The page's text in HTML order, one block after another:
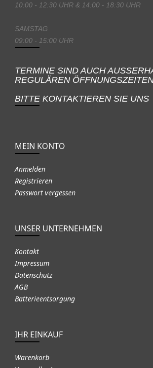
10:00 - 12:30 UHR & 14:00 - 18:30 UHR
SAMSTAG
09:00 - 15:00 UHR
TERMINE SIND AUCH
REGULÄREN
BITTE KONTAKTIEREN SIE UNS
MEIN KONTO
Anmelden
Registrieren
Passwort vergessen
UNSER UNTERNEHMEN
Kontakt
Impressum
Datenschutz
AGB
Batterieentsorgung
IHR EINKAUF
Warenkorb